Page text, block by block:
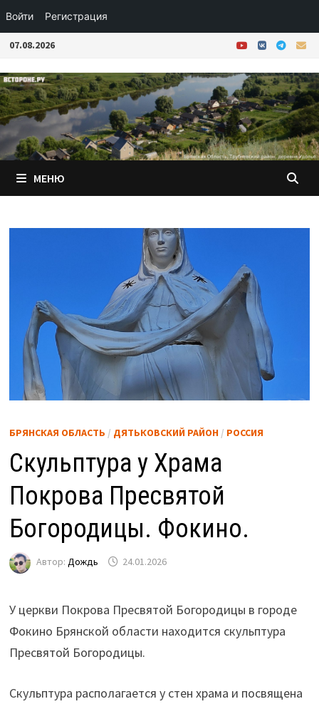
Войти Регистрация
Перейти
содержимому
07.08.2026
МЕНЮ
БРЯНСКАЯ ОБЛАСТЬ / ДЯТЬКОВСКИЙ РАЙОН/ РОССИЯ
Скульптура у Храма
Покрова Пресвятой
Богородицы. Фокино.
Автор: Дождь 24.01.2026
У церкви Покрова Пресвятой Богородицы в городе
Фокино Брянской области находится скульптура
Пресвятой Богородицы.
Скульптура располагается у стен храма и посвящена